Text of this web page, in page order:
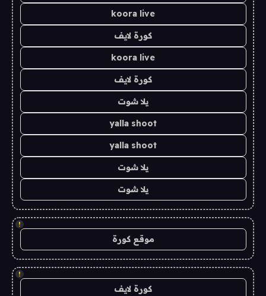
koora live
كورة لايف
koora live
كورة لايف
يلا شوت
yalla shoot
yalla shoot
يلا شوت
يلا شوت
!
موقع كورة
!
كورة لايف